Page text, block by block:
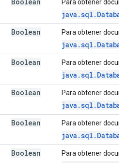
Para obtener
Boolean Para obtener
Boolean Para obtener
Boolean Para obtener
Boolean Para obtener
Boolean Para obtener